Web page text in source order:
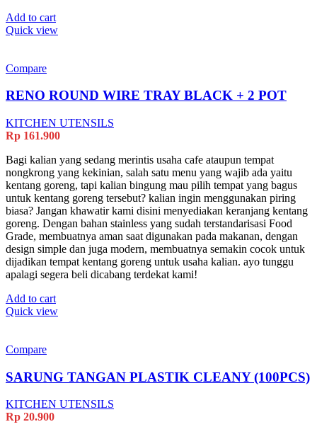
Add to cart
Quick view
Compare
RENO ROUND WIRE TRAY BLACK + 2 POT
KITCHEN UTENSILS
Rp 161.900
Bagi kalian yang sedang merintis usaha cafe ataupun tempat
nongkrong yang kekinian, salah satu menu yang wajib ada yaitu
kentang goreng, tapi kalian bingung mau pilih tempat yang bagus
untuk kentang goreng tersebut? kalian ingin menggunakan piring
biasa? Jangan khawatir kami disini menyediakan keranjang kentang
goreng. Dengan bahan stainless yang sudah terstandarisasi Food
Grade, membuatnya aman saat digunakan pada makanan, dengan
design simple dan juga modern, membuatnya semakin cocok untuk
dijadikan tempat kentang goreng untuk usaha kalian. ayo tunggu
apalagi segera beli dicabang terdekat kami!
Add to cart
Quick view
Compare
SARUNG TANGAN PLASTIK CLEANY (100PCS)
KITCHEN UTENSILS
Rp 20.900